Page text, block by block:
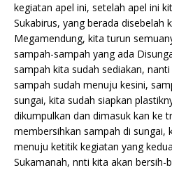
kegiatan apel ini, setelah apel ini
Sukabirus, yang berada disebelah
Megamendung, kita turun
sampah-sampah yang ada
sampah kita sudah sediakan,
sampah sudah menuju kesini,
sungai, kita sudah siapkan
dikumpulkan dan dimasuk kan ke
membersihkan sampah di sungai,
menuju ketitik kegiatan yang
Sukamanah, nnti kita akan bersih-